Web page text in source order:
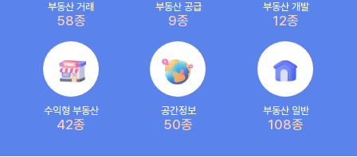
부동산 거래
58종
부동산 공급
9종
부동산 개발
12종
수익형 부동산
42종
공간정보
50종
부동산 일반
108종